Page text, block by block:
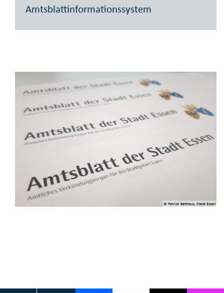
Amtsblattinformationssystem
© Patrick Betthaus, Stadt Essen